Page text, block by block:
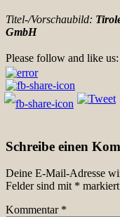
Titel-/Vorschaubild:
GmbH
Please follow and like us:
Schreibe einen
Deine E-Mail-Adresse
Felder sind mit * markiert
Kommentar *